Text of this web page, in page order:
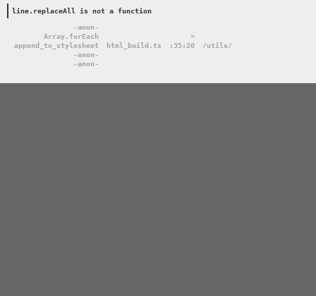
line.replaceAll is not a function
-anon-
Array.forEach
>
append_to_stylesheet
html_build.ts :35:20
/utils/
-anon-
-anon-